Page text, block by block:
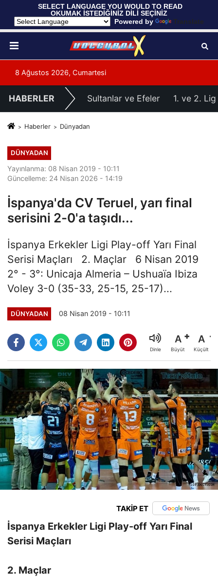
SELECT LANGUAGE YOU WOULD TO READ
OKUMAK İSTEDİĞİNİZ DİLİ SEÇİNİZ
Powered by
Translate
8 Ağustos 2026, Cumartesi
HABERLER Sultanlar ve Efeler 1. ve 2. Lig
Haberler Dünyadan
DÜNYADAN
Yayınlanma: 08 Nisan 2019 - 10:11
Güncelleme: 24 Nisan 2026 - 14:19
İspanya'da CV Teruel, yarı final
serisini 2-0'a taşıdı...
İspanya Erkekler Ligi Play-off Yarı Final
Serisi Maçları 2. Maçlar 6 Nisan 2019
2° - 3°: Unicaja Almeria – Ushuaïa Ibiza
Voley 3-0 (35-33, 25-15, 25-17)...
DÜNYADAN 08 Nisan 2019 - 10:11
Dinle
A
Büyüt
A
Küçült
TAKİP ET
İspanya Erkekler Ligi Play-off Yarı Final
Serisi Maçları
2. Maçlar